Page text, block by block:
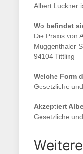
Albert Luckner
Wo befindet
Die Praxis von
Muggenthaler
94104 Tittling
Welche Form
Gesetzliche
Akzeptiert
Gesetzliche